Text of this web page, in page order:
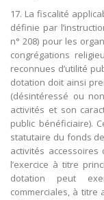
17. La fiscalité
définie par
n° 208) pour les
congrégations
reconnues d’utilité
dotation doit ainsi
(désintéressé ou
activités et son
public bénéficiaire).
statutaire du fonds
activités
l’exercice à titre
dotation peut
commerciales, à titre